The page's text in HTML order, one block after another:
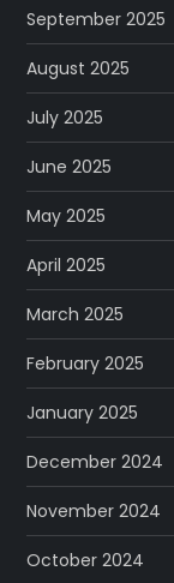
September 2025
August 2025
July 2025
June 2025
May 2025
April 2025
March 2025
February 2025
January 2025
December 2024
November 2024
October 2024